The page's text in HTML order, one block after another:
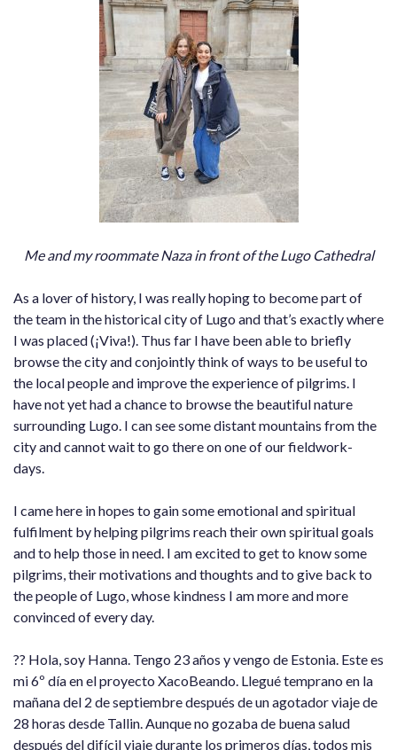
Me and my roommate Naza in front of the Lugo Cathedral
As a lover of history, I was really hoping to become part of
the team in the historical city of Lugo and that’s exactly where
I was placed (¡Viva!). Thus far I have been able to briefly
browse the city and conjointly think of ways to be useful to
the local people and improve the experience of pilgrims. I
have not yet had a chance to browse the beautiful nature
surrounding Lugo. I can see some distant mountains from the
city and cannot wait to go there on one of our fieldwork-
days.
I came here in hopes to gain some emotional and spiritual
fulfilment by helping pilgrims reach their own spiritual goals
and to help those in need. I am excited to get to know some
pilgrims, their motivations and thoughts and to give back to
the people of Lugo, whose kindness I am more and more
convinced of every day.
?? Hola, soy Hanna. Tengo 23 años y vengo de Estonia. Este es
mi 6º día en el proyecto XacoBeando. Llegué temprano en la
mañana del 2 de septiembre después de un agotador viaje de
28 horas desde Tallin. Aunque no gozaba de buena salud
después del difícil viaje durante los primeros días, todos mis